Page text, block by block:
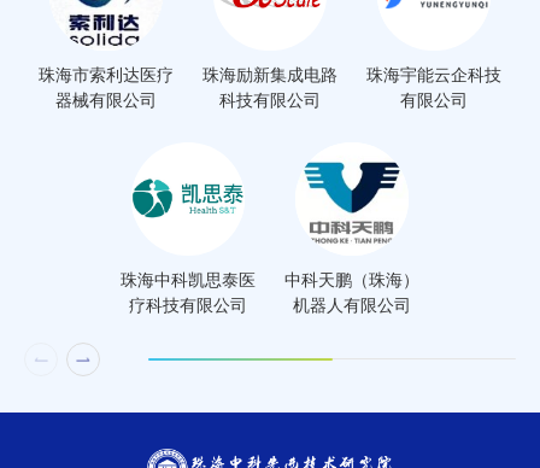
珠海市索利达医疗
器械有限公司
珠海励新集成电路
科技有限公司
珠海宇能云企科技
有限公司
珠海中科凯思泰医
疗科技有限公司
中科天鹏（珠海）
机器人有限公司